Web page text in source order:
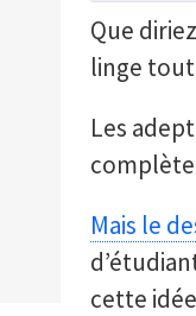
Que
linge
Les
complète
Mais le
cette